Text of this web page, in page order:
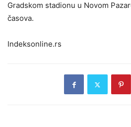
Gradskom stadionu u Novom
časova.
Indeksonline.rs